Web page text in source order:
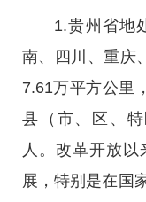
1.贵州省地
南、四川、重庆
7.61万平方公里
县（市、区、
人。改革开放
展，特别是在国